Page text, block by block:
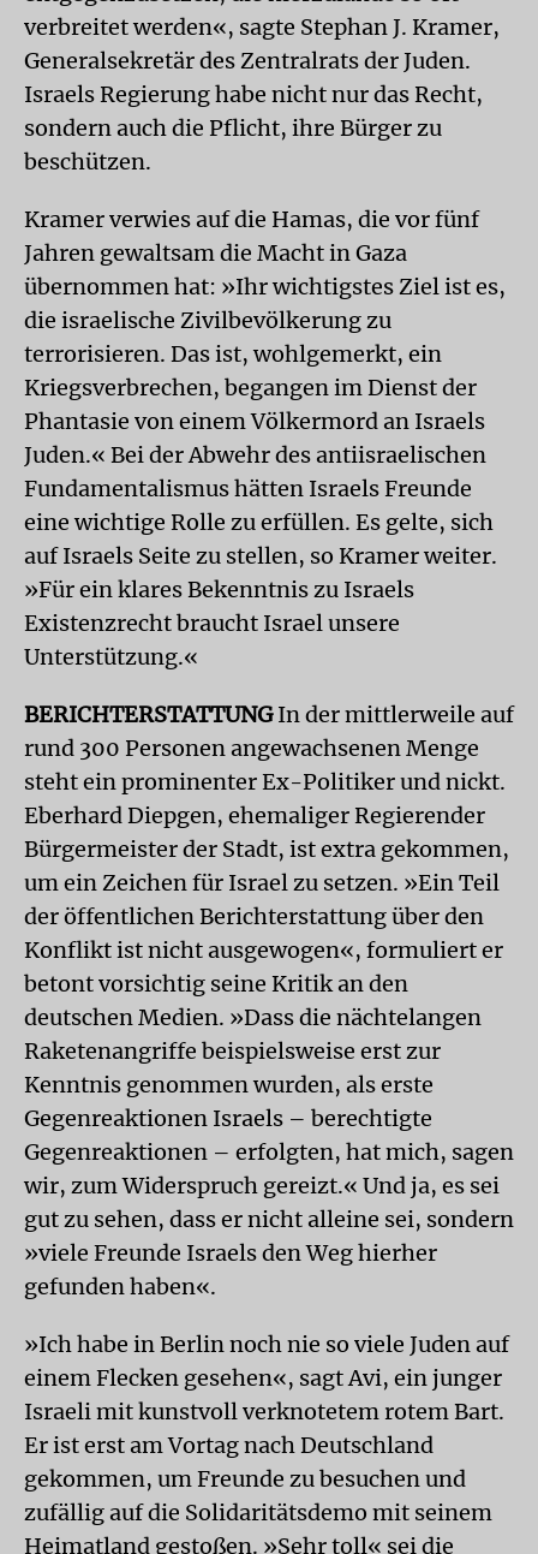
verbreitet werden«, sagte Stephan J. Kramer,
Generalsekretär des Zentralrats der Juden.
Israels Regierung habe nicht nur das Recht,
sondern auch die Pflicht, ihre Bürger zu
beschützen.
Kramer verwies auf die Hamas, die vor fünf
Jahren gewaltsam die Macht in Gaza
übernommen hat: »Ihr wichtigstes Ziel ist es,
die israelische Zivilbevölkerung zu
terrorisieren. Das ist, wohlgemerkt, ein
Kriegsverbrechen, begangen im Dienst der
Phantasie von einem Völkermord an Israels
Juden.« Bei der Abwehr des antiisraelischen
Fundamentalismus hätten Israels Freunde
eine wichtige Rolle zu erfüllen. Es gelte, sich
auf Israels Seite zu stellen, so Kramer weiter.
»Für ein klares Bekenntnis zu Israels
Existenzrecht braucht Israel unsere
Unterstützung.«
BERICHTERSTATTUNGIn der mittlerweile auf
rund 300 Personen angewachsenen Menge
steht ein prominenter Ex-Politiker und nickt.
Eberhard Diepgen, ehemaliger Regierender
Bürgermeister der Stadt, ist extra gekommen,
um ein Zeichen für Israel zu setzen. »Ein Teil
der öffentlichen Berichterstattung über den
Konflikt ist nicht ausgewogen«, formuliert er
betont vorsichtig seine Kritik an den
deutschen Medien. »Dass die nächtelangen
Raketenangriffe beispielsweise erst zur
Kenntnis genommen wurden, als erste
Gegenreaktionen Israels – berechtigte
Gegenreaktionen – erfolgten, hat mich, sagen
wir, zum Widerspruch gereizt.« Und ja, es sei
gut zu sehen, dass er nicht alleine sei, sondern
»viele Freunde Israels den Weg hierher
gefunden haben«.
»Ich habe in Berlin noch nie so viele Juden auf
einem Flecken gesehen«, sagt Avi, ein junger
Israeli mit kunstvoll verknotetem rotem Bart.
Er ist erst am Vortag nach Deutschland
gekommen, um Freunde zu besuchen und
zufällig auf die Solidaritätsdemo mit seinem
Heimatland gestoßen. »Sehr toll« sei die